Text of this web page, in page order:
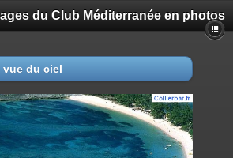
du Club Méditerranée en photos
vue du ciel